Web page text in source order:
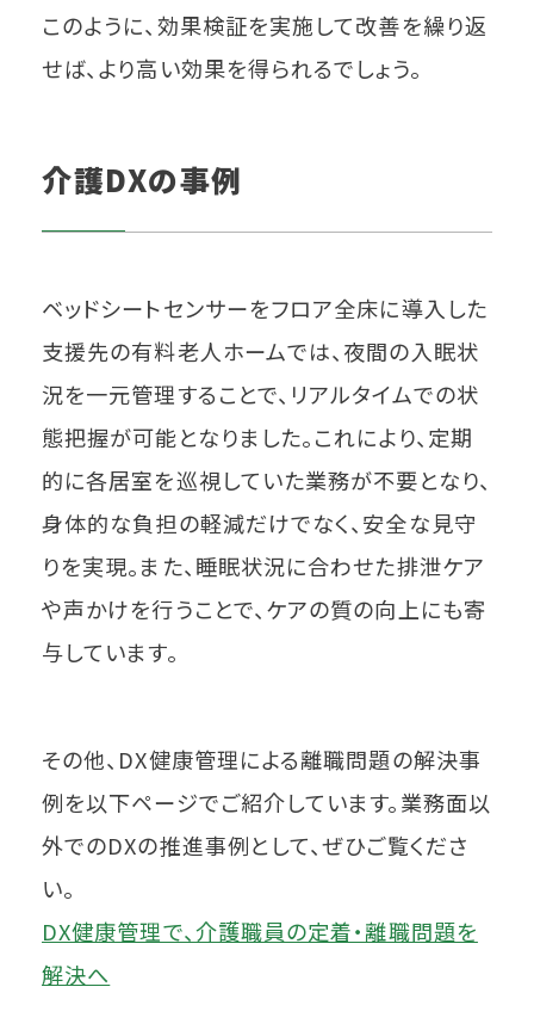
このように、効果検証を実施して改善を繰り返
せば、より高い効果を得られるでしょう。
介護DXの事例
ベッドシートセンサーをフロア全床に導入した
支援先の有料老人ホームでは、夜間の入眠状
況を一元管理することで、リアルタイムでの状
態把握が可能となりました。これにより、定期
的に各居室を巡視していた業務が不要となり、
身体的な負担の軽減だけでなく、安全な見守
りを実現。また、睡眠状況に合わせた排泄ケア
や声かけを行うことで、ケアの質の向上にも寄
与しています。
その他、DX健康管理による離職問題の解決事
例を以下ページでご紹介しています。業務面以
外でのDXの推進事例として、ぜひご覧くださ
い。
DX健康管理で、介護職員の定着・離職問題を
解決へ